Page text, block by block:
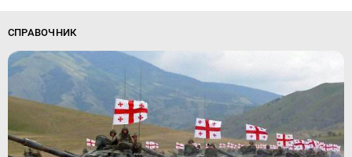
СПРАВОЧНИК